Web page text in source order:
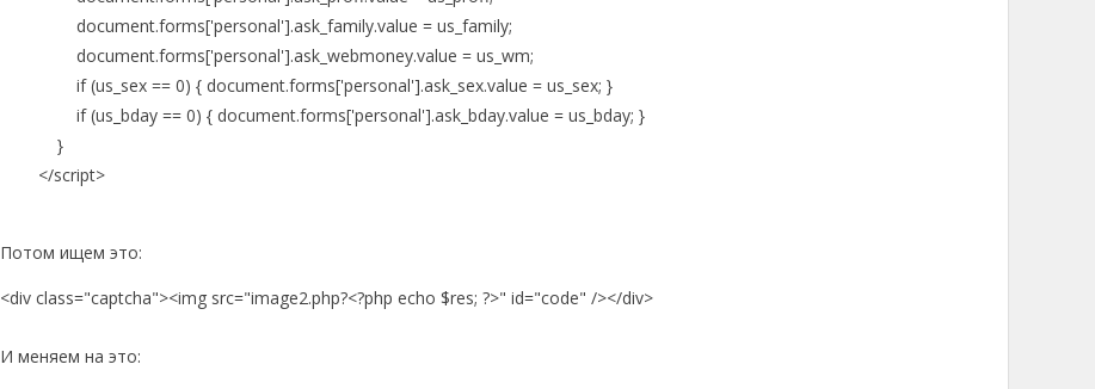
document.forms['personal'].ask_family.value = us_family;
document.forms['personal'].ask_webmoney.value = us_wm;
if (us_sex == 0) { document.forms['personal'].ask_sex.value = us_sex; }
if (us_bday == 0) { document.forms['personal'].ask_bday.value = us_bday; }
}
</script>
Потом ищем это:
<div class="captcha"><img src="image2.php?<?php echo $res; ?>" id="code" /></div>
И меняем на это: